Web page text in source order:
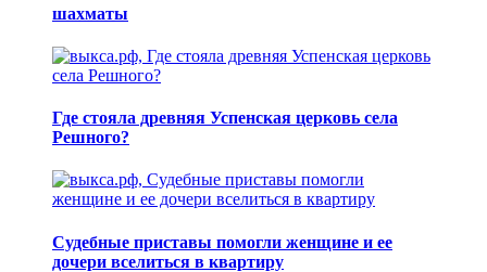
шахматы
Где стояла древняя Успенская церковь села
Решного?
Судебные приставы помогли женщине и ее
дочери вселиться в квартиру